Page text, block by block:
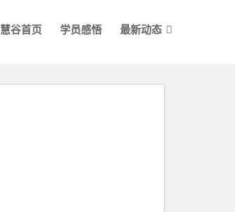
慧谷首页 学员感悟 最新动态